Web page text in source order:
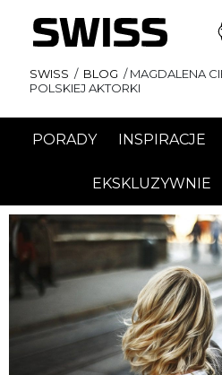
SWISS / BLOG /MAGDALENA
POLSKIEJ AKTORKI
PORADY INSPIRACJE
EKSKLUZYWNIE